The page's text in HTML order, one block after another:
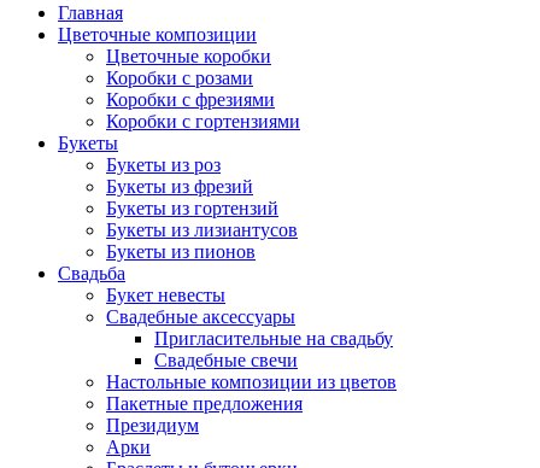
Главная
Цветочные композиции
Цветочные коробки
Коробки с розами
Коробки с фрезиями
Коробки с гортензиями
Букеты
Букеты из роз
Букеты из фрезий
Букеты из гортензий
Букеты из лизиантусов
Букеты из пионов
Свадьба
Букет невесты
Свадебные аксессуары
Пригласительные на свадьбу
Свадебные свечи
Настольные композиции из цветов
Пакетные предложения
Президиум
Арки